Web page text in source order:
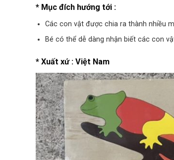
* Mục đích hướng tới :
Các con vật được chia ra thành nhiều
Bé có thể dễ dàng nhận biết các con
* Xuất xứ : Việt Nam